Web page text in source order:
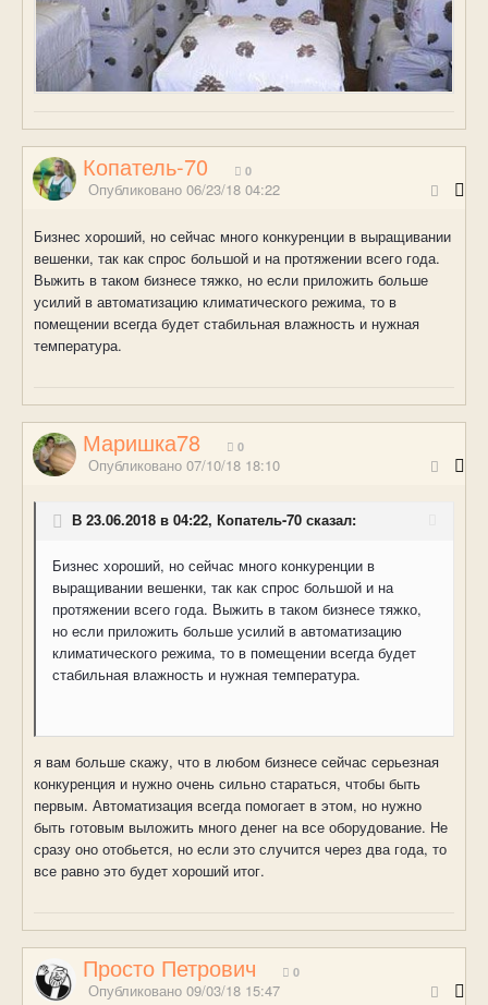
Копатель-70 0
Опубликовано 06/23/18 04:22
Бизнес хороший, но сейчас много конкуренции в выращивании
вешенки, так как спрос большой и на протяжении всего года.
Выжить в таком бизнесе тяжко, но если приложить больше
усилий в автоматизацию климатического режима, то в
помещении всегда будет стабильная влажность и нужная
температура.
Маришка78 0
Опубликовано 07/10/18 18:10
В 23.06.2018 в 04:22, Копатель-70 сказал:
Бизнес хороший, но сейчас много конкуренции в
выращивании вешенки, так как спрос большой и на
протяжении всего года. Выжить в таком бизнесе тяжко,
но если приложить больше усилий в автоматизацию
климатического режима, то в помещении всегда будет
стабильная влажность и нужная температура.
я вам больше скажу, что в любом бизнесе сейчас серьезная
конкуренция и нужно очень сильно стараться, чтобы быть
первым. Автоматизация всегда помогает в этом, но нужно
быть готовым выложить много денег на все оборудование. Не
сразу оно отобьется, но если это случится через два года, то
все равно это будет хороший итог.
Просто Петрович 0
Опубликовано 09/03/18 15:47